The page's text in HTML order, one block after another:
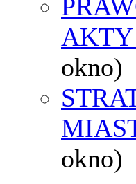
AKTY
okno)
okno)